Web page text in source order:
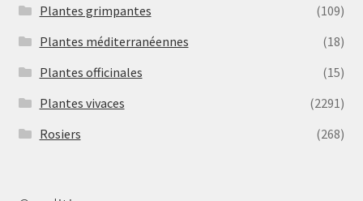
Plantes grimpantes
(109)
Plantes méditerranéennes
(18)
Plantes officinales
(15)
Plantes vivaces
(2291)
Rosiers
(268)